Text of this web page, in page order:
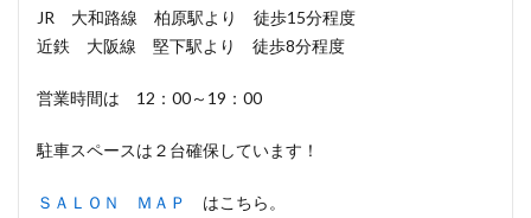
JR 大和路線 柏原駅より 徒歩15分程度
近鉄 大阪線 堅下駅より 徒歩8分程度
営業時間は 12：00～19：00
駐車スペースは２台確保しています！
ＳＡＬＯＮ ＭＡＰ
はこちら。